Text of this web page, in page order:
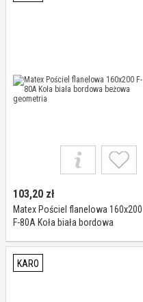
103,20 zł
Matex Pościel flanelowa 160x200
F-80A Koła biała bordowa
KARO